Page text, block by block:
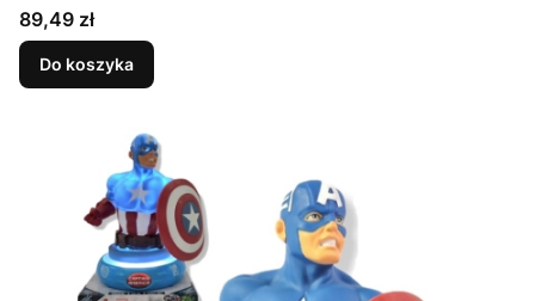
Cena
89,49 zł
Do koszyka